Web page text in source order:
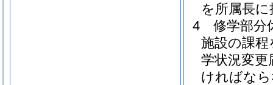
を所属長
4
修学部分
施設の課
学状況変
ければな